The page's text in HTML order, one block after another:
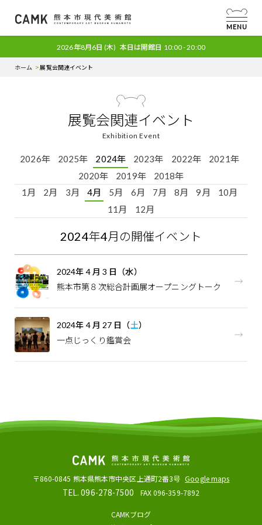
MENU
2026年8月6日 (木) 本日は開館日 10:00 - 20:00
ホーム 展覧会関連イベント
展覧会関連イベント
Exhibition Event
2026年 2025年 2024年 2023年 2022年
2021年
2020年
2019年
2018年
1月
2月 3月 4月 5月 6月 7月 8月 9月
10月
11月
12月
2024年4月の開催イベント
2024年 4月3 日（水）
熊本市第８次総合計画展オープニングトーク
2024年 4月 27 日（土）
一点じっくり鑑賞会
〒860-0845 熊本県熊本市中央区上通町2番3号 Google maps
TEL. 096-278-7500 FAX 096-359-7892
CAMKブログ